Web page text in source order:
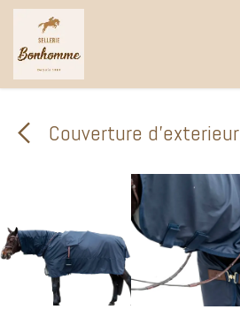
Se rendre au contenu
Couverture d'exterieur